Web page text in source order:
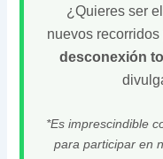
¿Quieres ser
nuevos
desconexión
*Es imprescindible
para participar en